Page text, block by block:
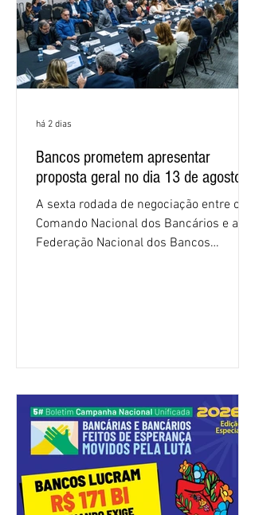
Bancos prometem apresentar
proposta geral no dia 13 de agosto
A sexta rodada de negociação entre o
Comando Nacional dos Bancários e a
Federação Nacional dos Bancos
frustrando a expectativa de evolução
nas negociações da Campanha salarial
2026. Durante o encontro, o movimento
sindical voltou a defender a val
há 2 dias